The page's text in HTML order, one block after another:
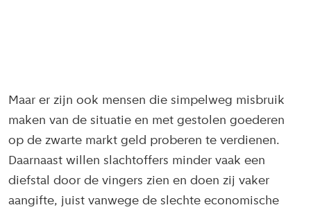
Maar er zijn ook mensen die simpelweg misbruik
maken van de situatie en met gestolen goederen
op de zwarte markt geld proberen te verdienen.
Daarnaast willen slachtoffers minder vaak een
diefstal door de vingers zien en doen zij vaker
aangifte, juist vanwege de slechte economische